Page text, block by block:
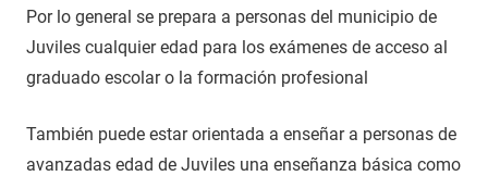
Por lo general se prepara a personas del municipio de
Juviles cualquier edad para los exámenes de acceso al
graduado escolar o la formación profesional
También puede estar orientada a enseñar a personas de
avanzadas edad de Juviles una enseñanza básica como